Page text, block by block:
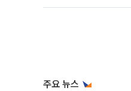
주요 뉴스